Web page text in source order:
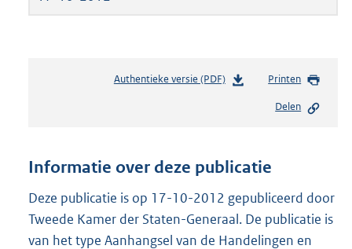
Authentieke versie (PDF)b
n
s
r
o
Printen
Delen
Informatie over deze publicatie
Deze publicatie is op 17-10-2012 gepubliceerd door
Tweede Kamer der Staten-Generaal. De publicatie is
van het type Aanhangsel van de Handelingen en